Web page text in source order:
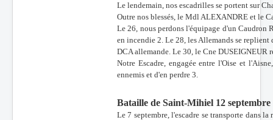
Le lendemain, nos escadrilles se portent sur
Outre nos blessés, le Mdl ALEXANDRE et le
Le 26, nous perdons l'équipage d'un Caudron
en incendie 2. Le 28, les Allemands se replient
DCA allemande. Le 30, le Cne DUSEIGNEUR
Notre Escadre, engagée entre l'Oise et
ennemis et d'en perdre 3.
Bataille de Saint-Mihiel 12 septembre
Le 7 septembre, l'escadre se transporte dans